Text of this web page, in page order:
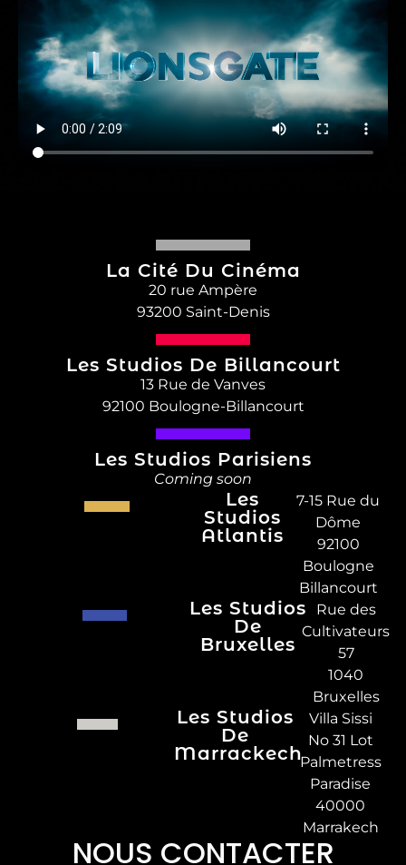
La Cité Du Cinéma
20 rue Ampère
93200 Saint-Denis
Les Studios De Billancourt
13 Rue de Vanves
92100 Boulogne-Billancourt
Les Studios Parisiens
Coming soon
Les
Studios
Atlantis
7-15 Rue du
Dôme
92100
Boulogne
Billancourt
Les Studios
De
Bruxelles
Rue des
Cultivateurs
57
1040
Bruxelles
Les Studios
De
Marrackech
Villa Sissi
No 31 Lot
Palmetress
Paradise
40000
Marrakech
NOUS CONTACTER